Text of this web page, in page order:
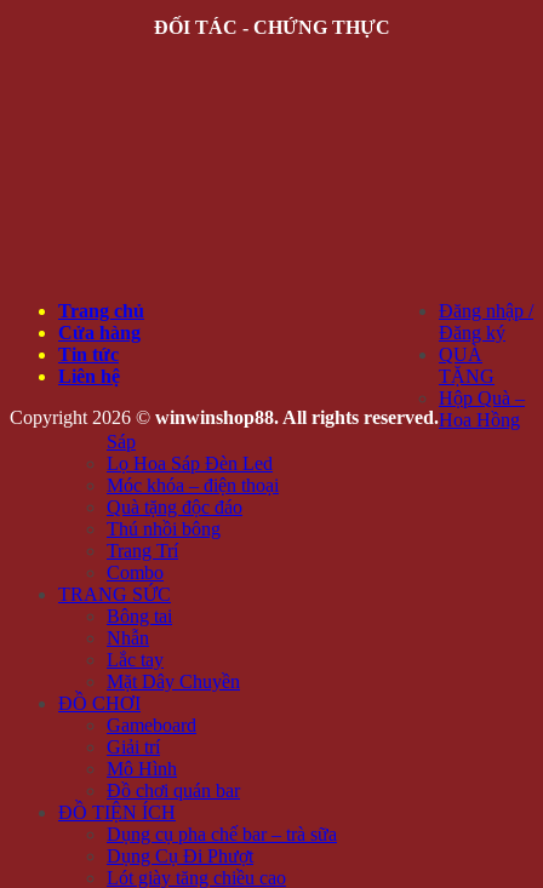
ĐỐI TÁC - CHỨNG THỰC
Trang chủ
Cửa hàng
Tin tức
Liên hệ
Copyright 2026 © winwinshop88. All rights reserved.
Đăng nhập /
Đăng ký
QUÀ
TẶNG
Hộp Quà –
Hoa Hồng
Sáp
Lọ Hoa Sáp Đèn Led
Móc khóa – điện thoại
Quà tặng độc đáo
Thú nhồi bông
Trang Trí
Combo
TRANG SỨC
Bông tai
Nhẫn
Lắc tay
Mặt Dây Chuyền
ĐỒ CHƠI
Gameboard
Giải trí
Mô Hình
Đồ chơi quán bar
ĐỒ TIỆN ÍCH
Dụng cụ pha chế bar – trà sữa
Dụng Cụ Đi Phượt
Lót giày tăng chiều cao